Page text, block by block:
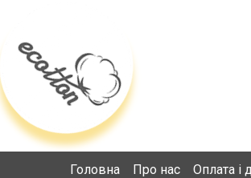
Головна Про нас Оплата і